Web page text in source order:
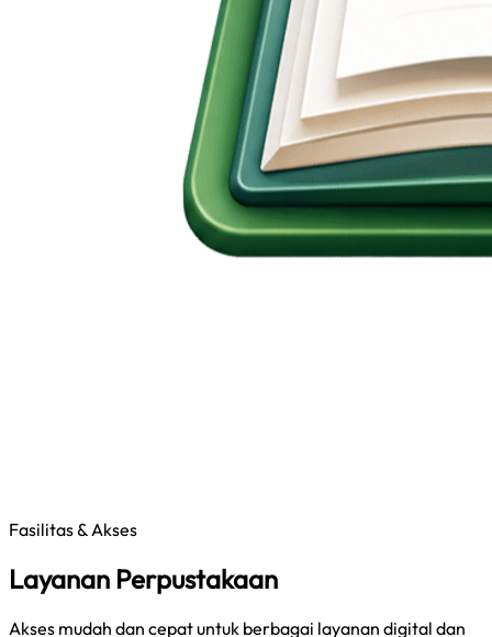
Fasilitas & Akses
Layanan Perpustakaan
Akses mudah dan cepat untuk berbagai layanan digital dan